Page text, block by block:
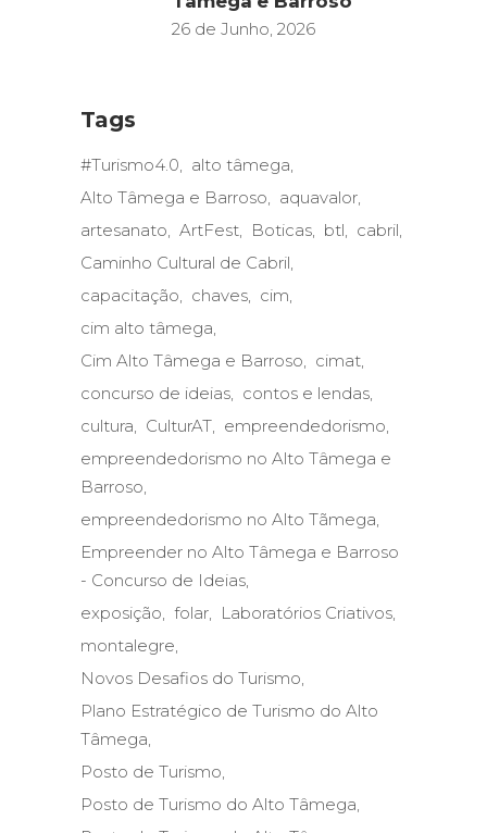
26 de Junho, 2026
Tags
#Turismo4.0
alto tâmega
Alto Tâmega e Barroso
aquavalor
artesanato
ArtFest Boticas btl
cabril
Caminho Cultural de Cabril
capacitação
chaves
cim
cim alto tâmega
Cim Alto Tâmega e Barroso
cimat
concurso de ideias
contos e lendas
cultura
CulturAT
empreendedorismo
empreendedorismo no Alto Tâmega e
Barroso
empreendedorismo no Alto Tãmega
Empreender no Alto Tâmega e Barroso
- Concurso de Ideias
exposição
folar
Laboratórios Criativos
montalegre
Novos Desafios do Turismo
Plano Estratégico de Turismo do Alto
Tâmega
Posto de Turismo
Posto de Turismo do Alto Tâmega